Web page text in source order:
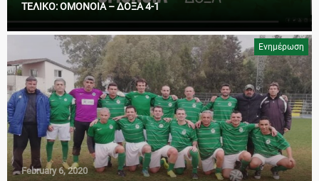
ΤΕΛΙΚΟ: ΟΜΟΝΟΙΑ – ΔΟΞΑ 4-1
Ενημέρωση
February 6, 2020